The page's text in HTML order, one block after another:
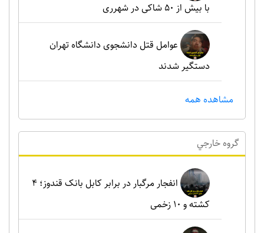
با بیش از ۵۰ شاکی در شهرری
عوامل قتل دانشجوی دانشگاه تهران
دستگیر شدند
مشاهده همه
گروه خارجي
انفجار مرگبار در برابر کابل بانک قندوز؛ ۴
کشته و ۱۰ زخمی